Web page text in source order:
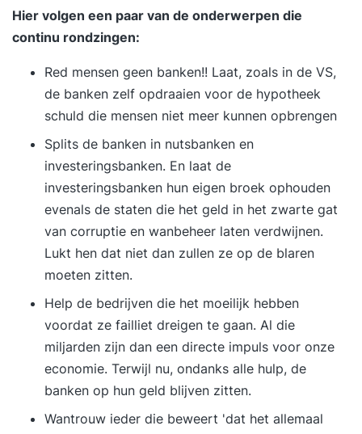
Hier volgen een paar van de onderwerpen die
continu rondzingen:
Red mensen geen banken!! Laat, zoals in de VS,
de banken zelf opdraaien voor de hypotheek
schuld die mensen niet meer kunnen opbrengen
Splits de banken in nutsbanken en
investeringsbanken. En laat de
investeringsbanken hun eigen broek ophouden
evenals de staten die het geld in het zwarte gat
van corruptie en wanbeheer laten verdwijnen.
Lukt hen dat niet dan zullen ze op de blaren
moeten zitten.
Help de bedrijven die het moeilijk hebben
voordat ze failliet dreigen te gaan. Al die
miljarden zijn dan een directe impuls voor onze
economie. Terwijl nu, ondanks alle hulp, de
banken op hun geld blijven zitten.
Wantrouw ieder die beweert 'dat het allemaal